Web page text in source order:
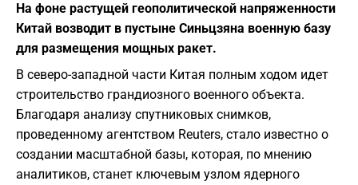
На фоне растущей геополитической напряженности
Китай возводит в пустыне Синьцзяна военную базу
для размещения мощных ракет.
​В северо-западной части Китая полным ходом идет
строительство грандиозного военного объекта.
Благодаря анализу спутниковых снимков,
проведенному агентством Reuters, стало известно о
создании масштабной базы, которая, по мнению
аналитиков, станет ключевым узлом ядерного